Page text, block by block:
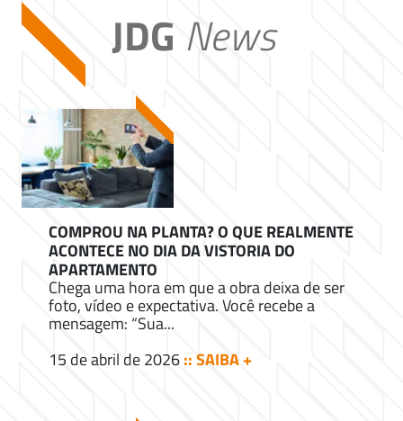
JDG News
COMPROU NA PLANTA? O QUE REALMENTE
ACONTECE NO DIA DA VISTORIA DO
APARTAMENTO
Chega uma hora em que a obra deixa de ser
foto, vídeo e expectativa. Você recebe a
mensagem: “Sua...
15 de abril de 2026:: SAIBA +